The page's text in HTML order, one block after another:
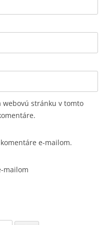
webovú stránku v tomto
e-mailom.
mailom